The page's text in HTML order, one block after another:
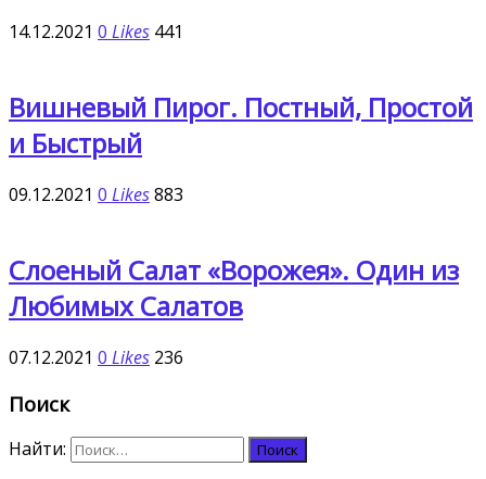
14.12.2021 0 Likes 441
Вишневый Пирог. Постный, Простой
и Быстрый
09.12.2021 0 Likes883
Слоеный Салат «Ворожея». Один из
Любимых Салатов
07.12.2021 0 Likes 236
Поиск
Найти: